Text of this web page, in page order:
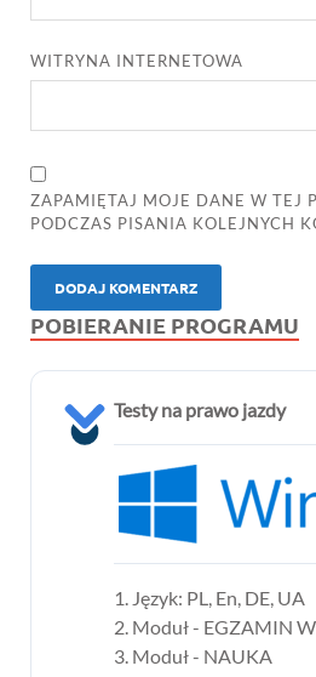
WITRYNA INTERNETOWA
ZAPAMIĘTAJ MOJE DANE W TEJ
PODCZAS PISANIA KOLEJNYCH
POBIERANIE PROGRAMU
Testy na prawo jazdy
1. Język: PL, En, DE, UA
2. Moduł - EGZAMIN
3. Moduł - NAUKA